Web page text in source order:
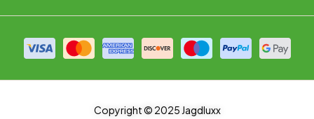
Copyright © 2025 Jagdluxx